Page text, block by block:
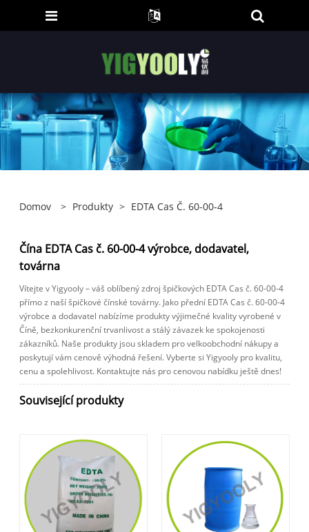
Domov > Produkty > EDTA Cas Č. 60-00-4
Čína EDTA Cas č. 60-00-4 výrobce, dodavatel,
továrna
Vítejte v Yigyooly – váš oblíbený zdroj špičkových EDTA Cas č. 60-00-4
přímo z naší špičkové čínské továrny. Jako přední EDTA Cas č. 60-00-4
výrobce a dodavatel nabízíme produkty výjimečné kvality vyrobené v
Číně, bezkonkurenční trvanlivost a stálý závazek ke spokojenosti
zákazníků. Naše produkty jsou skladem pro velkoobchodní nákupy a
poskytují vám cenově výhodná řešení. Vyberte si Yigyooly pro kvalitu,
cenu a spolehlivost. Kontaktujte nás pro cenovou nabídku ještě dnes!
Související produkty